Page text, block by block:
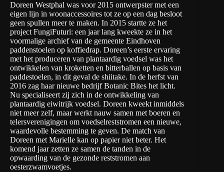
Doreen Westphal was voor 2015 ontwerpster met een
eigen lijn in woonaccessoires tot ze op een dag besloot
geen spullen meer te maken. In 2015 startte ze het
project FungiFuturi: een jaar lang kweekte ze in het
voormalige archief van de gemeente Eindhoven
paddenstoelen op koffiedrap. Doreen’s eerste ervaring
met het produceren van plantaardig voedsel was het
ontwikkelen van kroketten en bitterballen op basis van
paddestoelen, in dit geval de shiitake. In de herfst van
2016 zag haar nieuwe bedrijf Botanic Bites het licht.
Nu specialiseert zij zich in de ontwikkeling van
plantaardig eiwitrijk voedsel. Doreen kweekt inmiddels
niet meer zelf, maar werkt nauw samen met boeren en
telersverenigingen om voedselreststromen een nieuwe,
waardevolle bestemming te geven. De match van
Doreen met Marielle kan op papier niet beter. Het
komend jaar zetten ze samen de tanden in de
opwaarding van de gezonde reststromen aan
oesterzwamvoetjes.